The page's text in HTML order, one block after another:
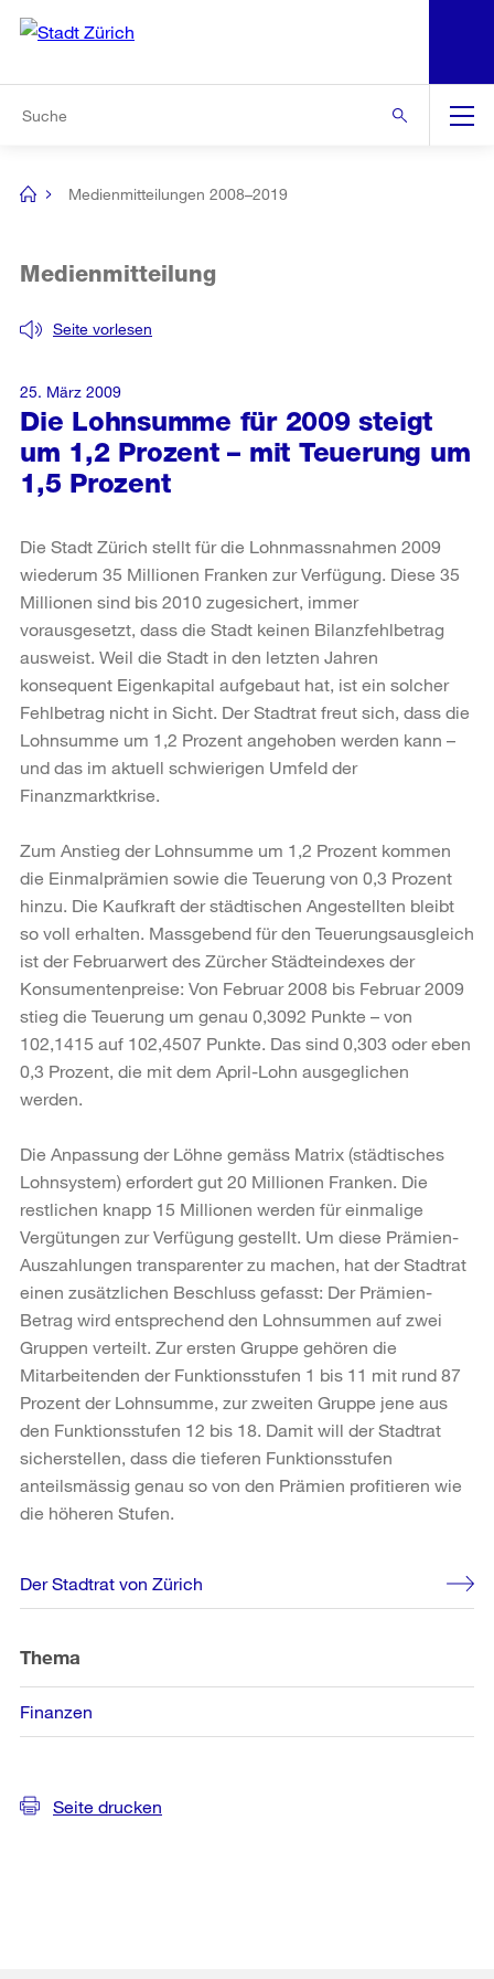
Navigation
[no
Medienmitteilungen 2008–2019
Die Lohnsumme für 2009 steigt
um 1,2 Prozent – mit Teuerung um
1,5 Prozent
Seite vorlesen
Medienmitteilung
25. März 2009
Die Stadt Zürich stellt für die Lohnmassnahmen 2009
wiederum 35 Millionen Franken zur Verfügung. Diese 35
Millionen sind bis 2010 zugesichert, immer
vorausgesetzt, dass die Stadt keinen Bilanzfehlbetrag
ausweist. Weil die Stadt in den letzten Jahren
konsequent Eigenkapital aufgebaut hat, ist ein solcher
Fehlbetrag nicht in Sicht. Der Stadtrat freut sich, dass die
Lohnsumme um 1,2 Prozent angehoben werden kann –
und das im aktuell schwierigen Umfeld der
Finanzmarktkrise.
Zum Anstieg der Lohnsumme um 1,2 Prozent kommen
die Einmalprämien sowie die Teuerung von 0,3 Prozent
hinzu. Die Kaufkraft der städtischen Angestellten bleibt
so voll erhalten. Massgebend für den Teuerungsausgleich
ist der Februarwert des Zürcher Städteindexes der
Konsumentenpreise: Von Februar 2008 bis Februar 2009
stieg die Teuerung um genau 0,3092 Punkte – von
102,1415 auf 102,4507 Punkte. Das sind 0,303 oder eben
0,3 Prozent, die mit dem April-Lohn ausgeglichen
werden.
Die Anpassung der Löhne gemäss Matrix (städtisches
Lohnsystem) erfordert gut 20 Mil­lionen Franken. Die
restlichen knapp 15 Millionen werden für einmalige
Vergütungen zur Verfügung gestellt. Um diese Prämien-
Auszahlungen transparenter zu machen, hat der Stadtrat
einen zusätzlichen Beschluss gefasst: Der Prämien-
Betrag wird entsprechend den Lohnsummen auf zwei
Gruppen verteilt. Zur ersten Gruppe gehören die
Mitarbeitenden der Funktionsstufen 1 bis 11 mit rund 87
Prozent der Lohnsumme, zur zweiten Gruppe jene aus
den Funktionsstufen 12 bis 18. Damit will der Stadtrat
sicherstellen, dass die tieferen Funktionsstufen
anteilsmässig genau so von den Prämien profitieren wie
die höheren Stufen.
Weitere
Informationen
Der Stadtrat von Zürich
Thema
Finanzen
Seite drucken